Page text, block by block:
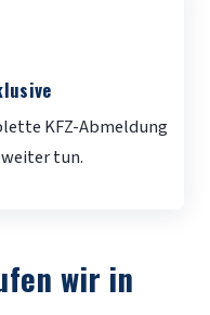
KFZ-Abmeldung
tun.
wir in